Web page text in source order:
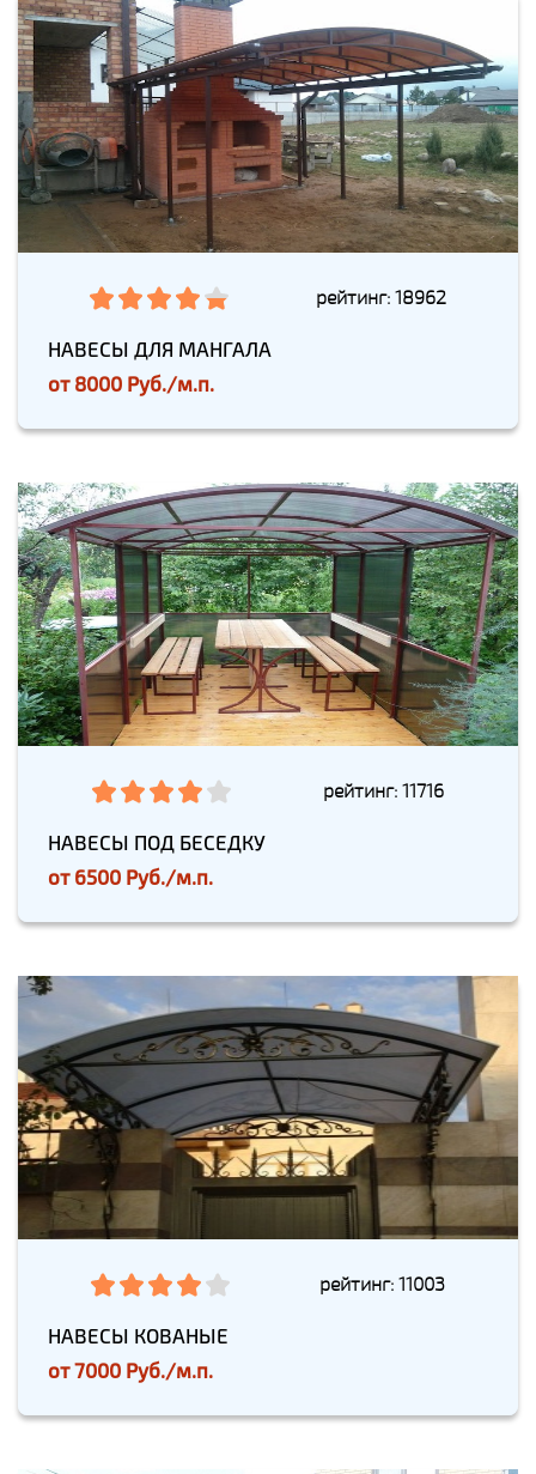
рейтинг: 18962
НАВЕСЫ ДЛЯ МАНГАЛА
от8000 Руб./м.п.
рейтинг: 11716
НАВЕСЫ ПОД БЕСЕДКУ
от6500 Руб./м.п.
рейтинг: 11003
НАВЕСЫ КОВАНЫЕ
от7000 Руб./м.п.